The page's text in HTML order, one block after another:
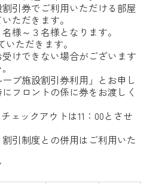
引券でご利用いただける部屋
ただきます。
様～３名様となります。
ただきます。
けできない場合がございます
プ施設割引券利用」とお申し
フロントの係に券をお渡しく
ェックアウトは11：00とさせ
引制度との併用はご利用いた